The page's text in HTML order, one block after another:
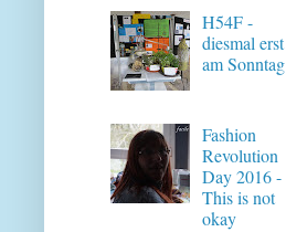
H54F -
diesmal erst
am Sonntag
Fashion
Revolution
Day 2016 -
This is not
okay